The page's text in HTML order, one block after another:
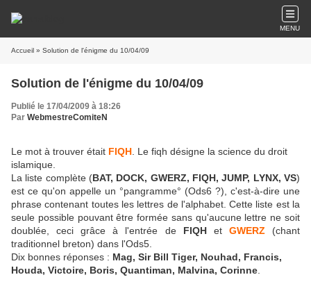
MENU
Accueil » Solution de l'énigme du 10/04/09
Solution de l'énigme du 10/04/09
Publié le 17/04/2009 à 18:26
Par WebmestreComiteN
Le mot à trouver était FIQH . Le fiqh désigne la science du droit
islamique.
La liste complète (BAT, DOCK, GWERZ, FIQH, JUMP, LYNX, VS)
est ce qu'on appelle un °pangramme° (Ods6 ?), c'est-à-dire une
phrase contenant toutes les lettres de l'alphabet. Cette liste est la
seule possible pouvant être formée sans qu'aucune lettre ne soit
doublée, ceci grâce à l'entrée de FIQHet GWERZ (chant
traditionnel breton) dans l'Ods5.
Dix bonnes réponses : Mag, Sir Bill Tiger, Nouhad, Francis,
Houda, Victoire, Boris, Quantiman, Malvina, Corinne